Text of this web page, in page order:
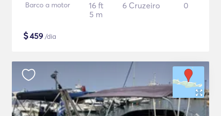
Barco a motor
16 ft
5 m
6 Cruzeiro 0
$459 /dia